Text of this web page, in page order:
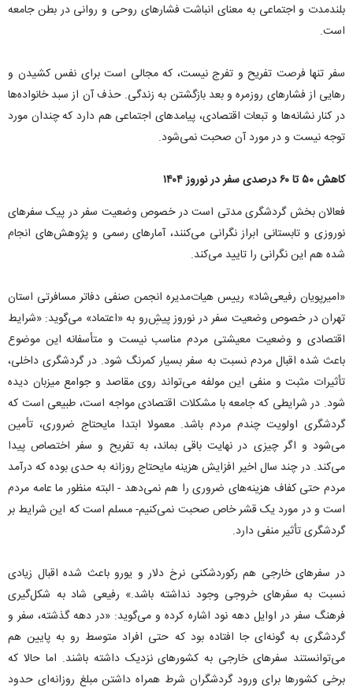
بلندمدت و اجتماعی به معنای انباشت فشار‌های روحی و روانی در بطن جامعه
است.
سفر تنها فرصت تفریح و تفرج نیست، که مجالی است برای نفس کشیدن و
رهایی از فشار‌های روزمره و بعد بازگشتن به زندگی. حذف آن از سبد خانواده‌ها
در کنار نشانه‌ها و تبعات اقتصادی، پیامد‌های اجتماعی هم دارد که چندان مورد
توجه نیست و در مورد آن صحبت نمی‌شود.
کاهش ۵۰ تا ۶۰ درصدی سفر در نوروز ۱۴۰۴
فعالان بخش گردشگری مدتی است در خصوص وضعیت سفر در پیک سفر‌های
نوروزی و تابستانی ابراز نگرانی می‌کنند، آمار‌های رسمی و پژوهش‌های انجام
شده هم این نگرانی را تایید می‌کند.
«امیرپویان رفیعی‌شاد» رییس هیات‌مدیره انجمن صنفی دفاتر مسافرتی استان
تهران در خصوص وضعیت سفر در نوروز پیشِ‌رو به «اعتماد» می‌گوید: «شرایط
اقتصادی و وضعیت معیشتی مردم مناسب نیست و متأسفانه این موضوع
باعث شده اقبال مردم نسبت به سفر بسیار کمرنگ شود. در گردشگری داخلی،
تأثیرات مثبت و منفی این مولفه می‌تواند روی مقاصد و جوامع میزبان دیده
شود. در شرایطی که جامعه با مشکلات اقتصادی مواجه است، طبیعی است که
گردشگری اولویت چندم مردم باشد. معمولا ابتدا مایحتاج ضروری، تأمین
می‌شود و اگر چیزی در نهایت باقی بماند، به تفریح و سفر اختصاص پیدا
می‌کند. در چند سال اخیر افزایش هزینه مایحتاج روزانه به حدی بوده که درآمد
مردم حتی کفاف هزینه‌های ضروری را هم نمی‌دهد - البته منظور ما عامه مردم
است و در مورد یک قشر خاص صحبت نمی‌کنیم- مسلم است که این شرایط بر
گردشگری تأثیر منفی دارد.
در سفر‌های خارجی هم رکوردشکنی نرخ دلار و یورو باعث شده اقبال زیادی
نسبت به سفر‌های خروجی وجود نداشته باشد.» رفیعی شاد به شکل‌گیری
فرهنگ سفر در اوایل دهه نود اشاره کرده و می‌گوید: «در دهه گذشته، سفر و
گردشگری به گونه‌ای جا افتاده بود که حتی افراد متوسط رو به پایین هم
می‌توانستند سفر‌های خارجی به کشور‌های نزدیک داشته باشند. اما حالا که
برخی کشور‌ها برای ورود گردشگران شرط همراه داشتن مبلغ روزانه‌ای حدود